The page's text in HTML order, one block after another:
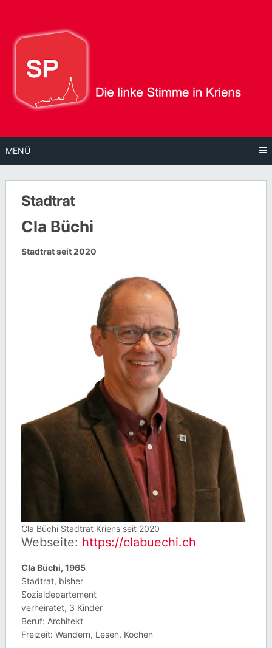
Inhalt
MENÜ
Stadtrat
Cla Büchi
Stadtrat seit 2020
Cla Büchi Stadtrat Kriens seit 2020
Webseite: https://clabuechi.ch
Cla Büchi, 1965
Stadtrat, bisher
Sozialdepartement
verheiratet, 3 Kinder
Beruf: Architekt
Freizeit: Wandern, Lesen, Kochen